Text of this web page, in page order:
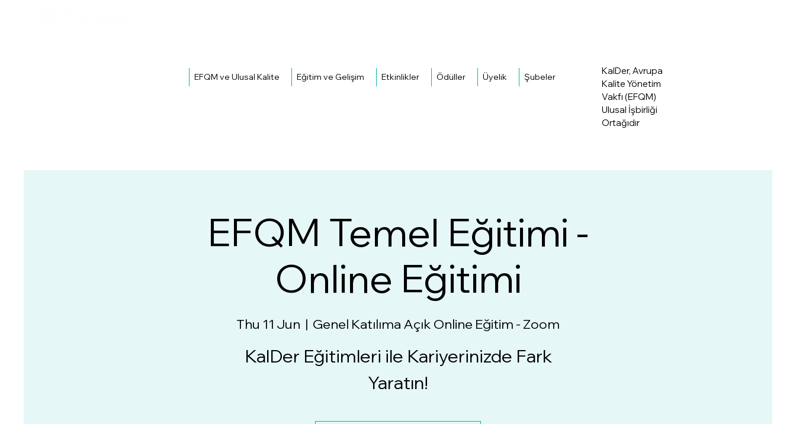
EFQM ve Ulusal Kalite Eğitim ve Gelişim Etkinlikler Ödüller Üyelik Şubeler
KalDer, Avrupa
Kalite Yönetim
Vakfı (EFQM)
Ulusal İşbirliği
Ortağıdır
EFQM Temel Eğitimi -
Online Eğitimi
Thu 11 Jun
  |
Genel Katılıma Açık Online Eğitim - Zoom
KalDer Eğitimleri ile Kariyerinizde Fark
Yaratın!